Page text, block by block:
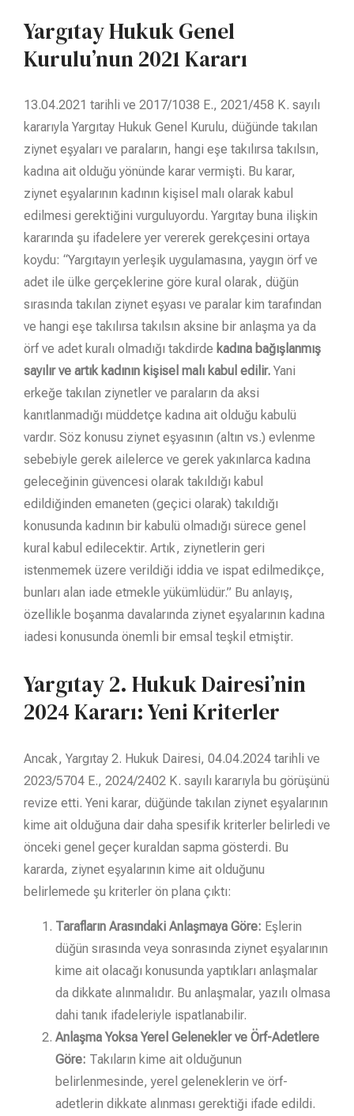
Yargıtay Hukuk Genel
Kurulu’nun 2021 Kararı
13.04.2021 tarihli ve 2017/1038 E., 2021/458 K. sayılı
kararıyla Yargıtay Hukuk Genel Kurulu, düğünde takılan
ziynet eşyaları ve paraların, hangi eşe takılırsa takılsın,
kadına ait olduğu yönünde karar vermişti. Bu karar,
ziynet eşyalarının kadının kişisel malı olarak kabul
edilmesi gerektiğini vurguluyordu. Yargıtay buna ilişkin
kararında şu ifadelere yer vererek gerekçesini ortaya
koydu: “Yargıtayın yerleşik uygulamasına, yaygın örf ve
adet ile ülke gerçeklerine göre kural olarak, düğün
sırasında takılan ziynet eşyası ve paralar kim tarafından
ve hangi eşe takılırsa takılsın aksine bir anlaşma ya da
örf ve adet kuralı olmadığı takdirde kadına bağışlanmış
sayılır ve artık kadının kişisel malı kabul edilir. Yani
erkeğe takılan ziynetler ve paraların da aksi
kanıtlanmadığı müddetçe kadına ait olduğu kabulü
vardır. Söz konusu ziynet eşyasının (altın vs.) evlenme
sebebiyle gerek ailelerce ve gerek yakınlarca kadına
geleceğinin güvencesi olarak takıldığı kabul
edildiğinden emaneten (geçici olarak) takıldığı
konusunda kadının bir kabulü olmadığı sürece genel
kural kabul edilecektir. Artık, ziynetlerin geri
istenmemek üzere verildiği iddia ve ispat edilmedikçe,
bunları alan iade etmekle yükümlüdür.” Bu anlayış,
özellikle boşanma davalarında ziynet eşyalarının kadına
iadesi konusunda önemli bir emsal teşkil etmiştir.
Yargıtay 2. Hukuk Dairesi’nin
2024 Kararı: Yeni Kriterler
Ancak, Yargıtay 2. Hukuk Dairesi, 04.04.2024 tarihli ve
2023/5704 E., 2024/2402 K. sayılı kararıyla bu görüşünü
revize etti. Yeni karar, düğünde takılan ziynet eşyalarının
kime ait olduğuna dair daha spesifik kriterler belirledi ve
önceki genel geçer kuraldan sapma gösterdi. Bu
kararda, ziynet eşyalarının kime ait olduğunu
belirlemede şu kriterler ön plana çıktı:
Tarafların Arasındaki Anlaşmaya Göre: Eşlerin
düğün sırasında veya sonrasında ziynet eşyalarının
kime ait olacağı konusunda yaptıkları anlaşmalar
da dikkate alınmalıdır. Bu anlaşmalar, yazılı olmasa
dahi tanık ifadeleriyle ispatlanabilir.
Anlaşma Yoksa Yerel Gelenekler ve Örf-Adetlere
Göre: Takıların kime ait olduğunun
belirlenmesinde, yerel geleneklerin ve örf-
adetlerin dikkate alınması gerektiği ifade edildi.